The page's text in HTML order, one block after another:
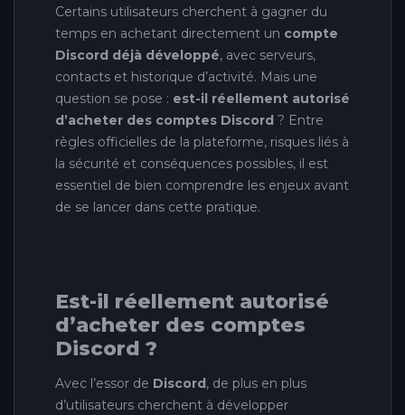
Certains utilisateurs cherchent à gagner du
temps en achetant directement un compte
Discord déjà développé, avec serveurs,
contacts et historique d’activité. Mais une
question se pose : est-il réellement autorisé
d’acheter des comptes Discord ? Entre
règles officielles de la plateforme, risques liés à
la sécurité et conséquences possibles, il est
essentiel de bien comprendre les enjeux avant
de se lancer dans cette pratique.
Est-il réellement autorisé
d’acheter des comptes
Discord ?
Avec l’essor de Discord, de plus en plus
d’utilisateurs cherchent à développer